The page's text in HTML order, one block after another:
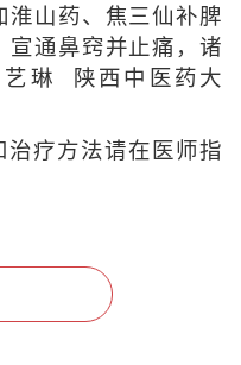
淮山药、焦三仙补脾
宣通鼻窍并止痛，诸
艺琳 陕西中医药大
治疗方法请在医师指